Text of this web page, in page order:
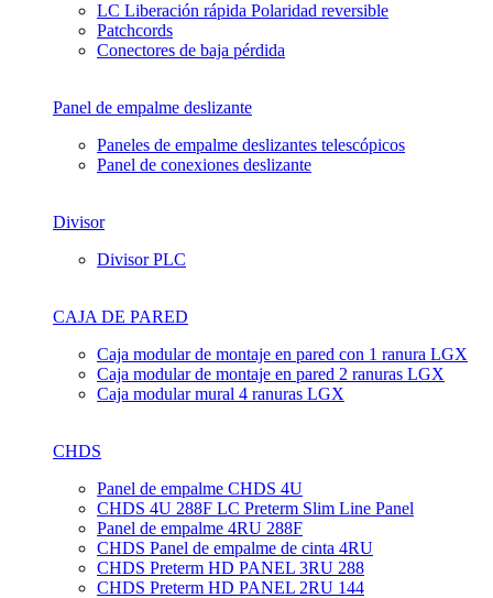
LC Liberación rápida Polaridad reversible
Patchcords
Conectores de baja pérdida
Panel de empalme deslizante
Paneles de empalme deslizantes telescópicos
Panel de conexiones deslizante
Divisor
Divisor PLC
CAJA DE PARED
Caja modular de montaje en pared con 1 ranura LGX
Caja modular de montaje en pared 2 ranuras LGX
Caja modular mural 4 ranuras LGX
CHDS
Panel de empalme CHDS 4U
CHDS 4U 288F LC Preterm Slim Line Panel
Panel de empalme 4RU 288F
CHDS Panel de empalme de cinta 4RU
CHDS Preterm HD PANEL 3RU 288
CHDS Preterm HD PANEL 2RU 144